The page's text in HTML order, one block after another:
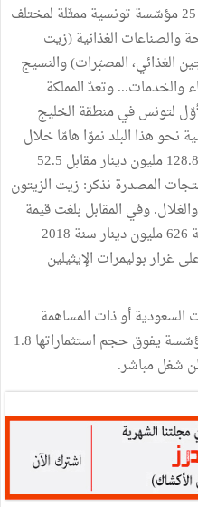
هذا وستشارك في هذه البعثة حوالي 25 مؤسّسة تونسية ممثّلة لمختلف
والصناعات الغذائية (زيت
الغذائي، المصبّرات) والنسيج
والخدمات... وتعدّ المملكة
لتونس في منطقة الخليج
نحو هذا البلد نموّا هامّا خلال
سنة 2018 بنسبة 145% لتبلغ قيمتها 128.8 مليون دينار مقابل 52.5
ومن أبرز المنتجات المصدرة نذكر: زيت الزيتون
وفي المقابل بلغت قيمة
الواردات من المملكة العربية السعودية 626 مليون دينار سنة 2018
غرار بوليمرات الإيثيلين
أو ذات المساهمة
السعودية الموجودة بتونس بلغ 45 مؤسّسة يفوق حجم استثماراتها 1.8